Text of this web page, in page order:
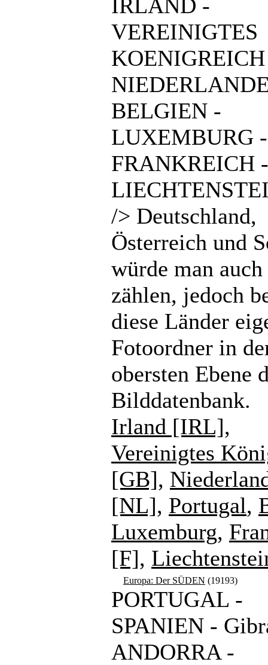
IRLAND -
VEREINIGTES
BELGIEN -
LUXEMBURG -
FRANKREICH -
/> Deutschland,
Österreich und
würde man auch
zählen, jedoch
diese Länder
Fotoordner in
obersten Ebene
Bilddatenbank.
Irland [IRL],
Vereinigtes
[GB],
[NL], Portugal,
Luxemburg,
[F],
Europa: Der SÜDEN (19193)
PORTUGAL -
SPANIEN -
ANDORRA -